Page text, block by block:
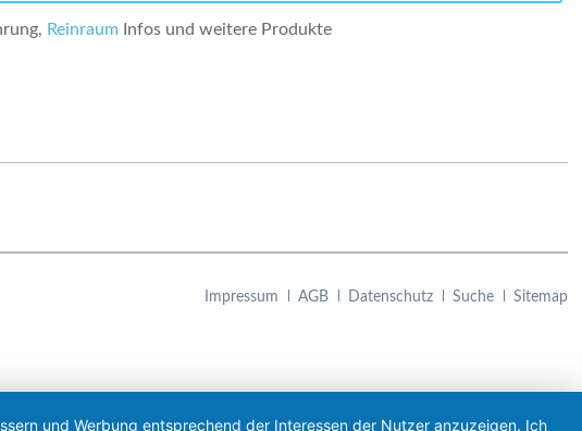
Reinraum Infos und weitere Produkte
Navigation
Impressum AGB Datenschutz Suche Sitemap
und Werbung entsprechend der Interessen der Nutzer anzuzeigen. Ich